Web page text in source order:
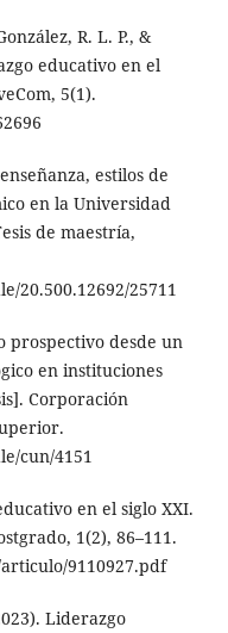
R. L. P., &
educativo en el
5(1).
estilos de
en la Universidad
de maestría,
20.500.12692/25711
prospectivo desde un
en instituciones
Corporación
cun/4151
en el siglo XXI.
1(2), 86–111.
9110927.pdf
Liderazgo